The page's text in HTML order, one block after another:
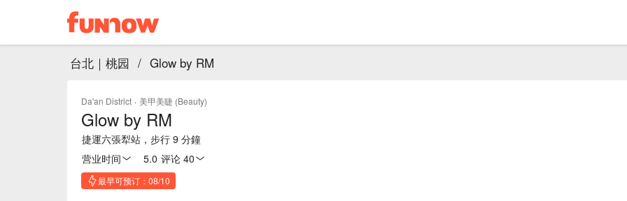
台北｜桃园 / Glow by RM
Da'an District · 美甲美睫 (Beauty)
Glow by RM
捷運六張犁站，步行 9 分鐘
营业时间
5.0 评论 40
最早可预订：08/10